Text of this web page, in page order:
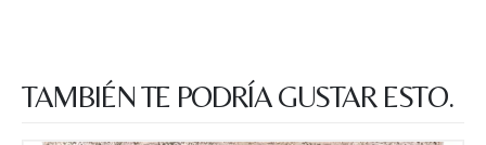
TAMBIÉN TE PODRÍA GUSTAR ESTO.